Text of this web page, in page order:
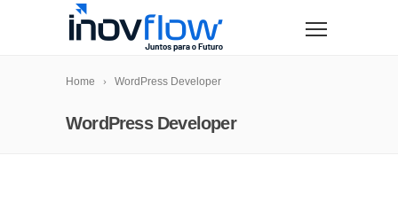
Home WordPress Developer
WordPress Developer